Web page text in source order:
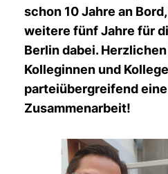
schon 10 Jahre an
weitere fünf Jahre für
Berlin dabei. Herzlichen
Kolleginnen und
parteiübergreifend
Zusammenarbeit!